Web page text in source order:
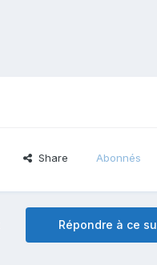
Share Abonnés
Répondre à ce